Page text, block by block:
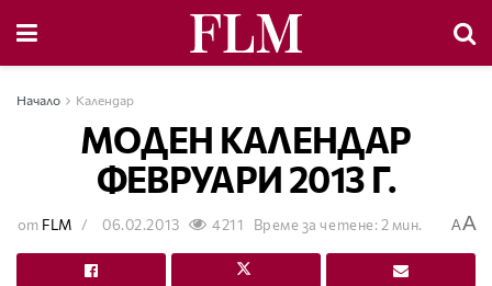
Начало Календар
МОДЕН КАЛЕНДАР
ФЕВРУАРИ 2013 Г.
от FLM 06.02.2013 4211 Време за четене: 2 мин. AA